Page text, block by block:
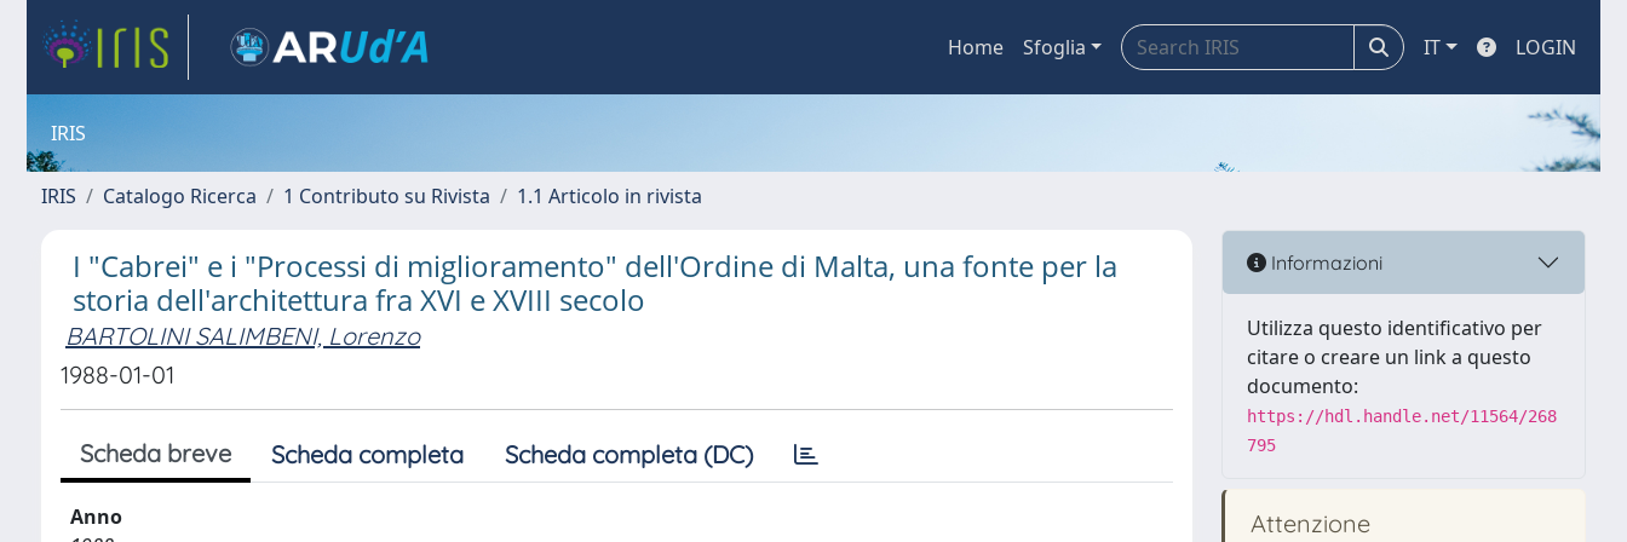
Home Sfoglia IT LOGIN
IRIS
IRIS Catalogo Ricerca 1 Contributo su Rivista 1.1 Articolo in rivista
I "Cabrei" e i "Processi di miglioramento" dell'Ordine di Malta, una fonte per la
storia dell'architettura fra XVI e XVIII secolo
BARTOLINI SALIMBENI, Lorenzo
1988-01-01
Scheda breve Scheda completa Scheda completa (DC)
Anno
Informazioni
Utilizza questo identificativo per
citare o creare un link a questo
documento:
https://hdl.handle.net/11564/268
795
Attenzione